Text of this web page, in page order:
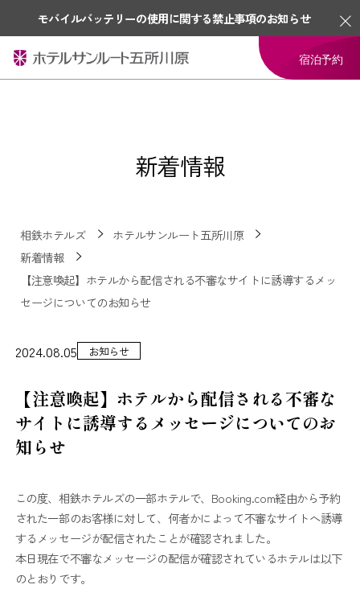
モバイルバッテリーの使用に関する禁止事項のお知らせ
宿泊予約
新着情報
相鉄ホテルズ
ホテルサンルート五所川原
新着情報
【注意喚起】ホテルから配信される不審なサイトに誘導するメッ
セージについてのお知らせ
2024.08.05 お知らせ
【注意喚起】ホテルから配信される不審な
サイトに誘導するメッセージについてのお
知らせ
この度、相鉄ホテルズの一部ホテルで、Booking.com経由から予約
された一部のお客様に対して、何者かによって不審なサイトへ誘導
するメッセージが配信されたことが確認されました。
本日現在で不審なメッセージの配信が確認されているホテルは以下
のとおりです。